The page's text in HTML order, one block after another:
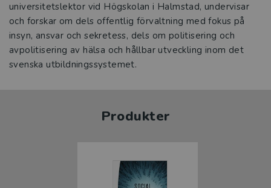
universitetslektor vid Högskolan i Halmstad, undervisar
och forskar om dels offentlig förvaltning med fokus på
insyn, ansvar och sekretess, dels om politisering och
avpolitisering av hälsa och hållbar utveckling inom det
svenska utbildningssystemet.
Produkter